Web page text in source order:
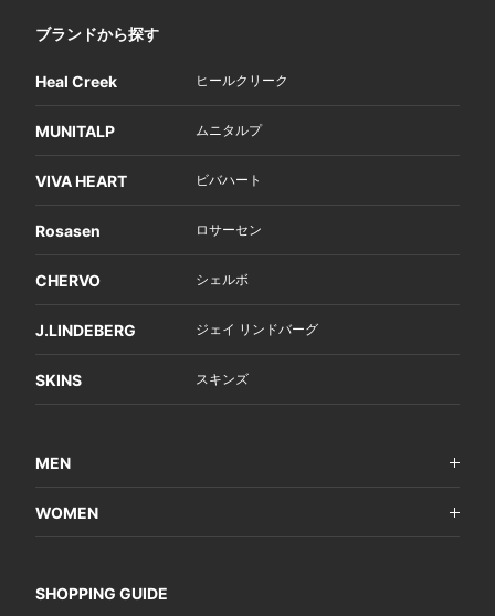
ブランドから探す
Heal Creek ヒールクリーク
MUNITALP ムニタルプ
VIVA HEART ビバハート
Rosasen ロサーセン
CHERVO シェルボ
J.LINDEBERG ジェイ リンドバーグ
SKINS スキンズ
MEN
WOMEN
SHOPPING GUIDE